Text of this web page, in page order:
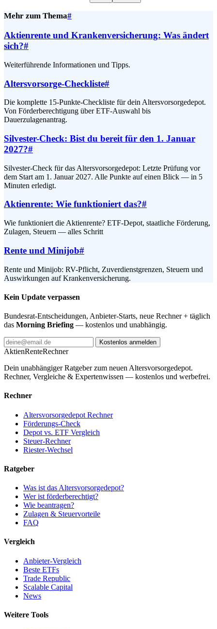
Mehr zum Thema#
Aktienrente und Krankenversicherung: Was ändert
sich?#
Weiterführende Informationen und Tipps.
Altersvorsorge-Checkliste#
Die komplette 15-Punkte-Checkliste für dein Altersvorsorgedepot.
Von Förderberechtigung über ETF-Auswahl bis
Dauerzulagenantrag.
Silvester-Check: Bist du bereit für den 1. Januar
2027?#
Silvester-Check für das Altersvorsorgedepot: Letzte Prüfung vor
dem Start am 1. Januar 2027. Alle Punkte auf einen Blick — in 5
Minuten erledigt.
Aktienrente: Wie funktioniert das?#
Wie funktioniert die Aktienrente? ETF-Depot, staatliche Förderung,
Zulagen, Steuern — alles Schritt
Rente und Minijob#
Rente und Minijob: RV-Pflicht, Zuverdienstgrenzen, Steuern und
Auswirkungen auf Krankenversicherung.
Kein Update verpassen
Bundesrat-Entscheidungen, Anbieter-Starts, neue Rechner + täglich
das Morning Briefing — kostenlos und unabhängig.
Kostenlos anmelden
AktienRenteRechner
Dein unabhängiger Ratgeber zum neuen Altersvorsorgedepot.
Rechner, Vergleiche & Expertenwissen — kostenlos und werbefrei.
Rechner
Altersvorsorgedepot Rechner
Förderungs-Check
Depot vs. ETF Vergleich
Steuer-Rechner
Riester-Wechsel
Ratgeber
Was ist das Altersvorsorgedepot?
Wer ist förderberechtigt?
Wie beantragen?
Zulagen & Steuervorteile
FAQ
Vergleich
Anbieter-Vergleich
Beste ETFs
Trade Republic
Scalable Capital
News
Weitere Tools